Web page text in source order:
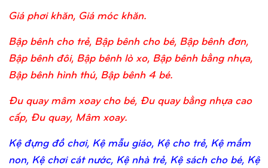
Giá phơi khăn, Giá móc khăn.
Bập bênh cho trẻ, Bập bênh cho bé, Bập bênh đơn,
Bập bênh đôi, Bập bênh lò xo, Bập bênh bằng nhựa,
Bập bênh hình thú, Bập bênh 4 bé.
Đu quay mâm xoay cho bé, Đu quay bằng nhựa cao
cấp, Đu quay, Mâm xoay.
Kệ đựng đồ chơi, Kệ mẫu giáo, Kệ cho trẻ, Kệ mầm
non, Kệ chơi cát nước, Kệ nhà trẻ, Kệ sách cho bé, Kệ